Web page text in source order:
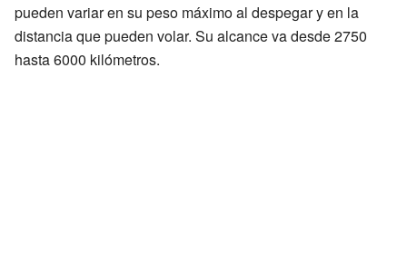
pueden variar en su peso máximo al despegar y en la
distancia que pueden volar. Su alcance va desde 2750
hasta 6000 kilómetros.